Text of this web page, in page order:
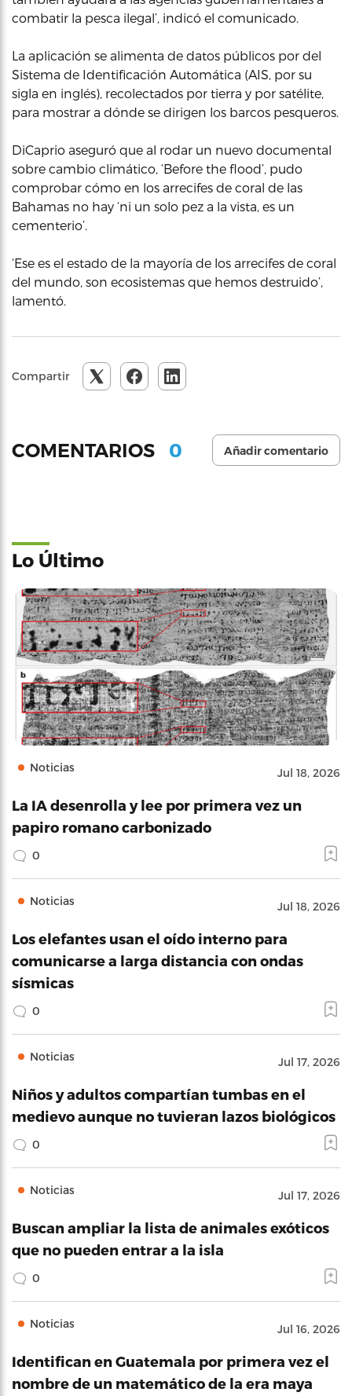
combatir la pesca ilegal’, indicó el comunicado.
La aplicación se alimenta de datos públicos por del
Sistema de Identificación Automática (AIS, por su
sigla en inglés), recolectados por tierra y por satélite,
para mostrar a dónde se dirigen los barcos pesqueros.
DiCaprio aseguró que al rodar un nuevo documental
sobre cambio climático, ‘Before the flood’, pudo
comprobar cómo en los arrecifes de coral de las
Bahamas no hay ‘ni un solo pez a la vista, es un
cementerio’.
‘Ese es el estado de la mayoría de los arrecifes de coral
del mundo, son ecosistemas que hemos destruido’,
lamentó.
Compartir
COMENTARIOS 0 Añadir comentario
Lo Último
Noticias Jul 18, 2026
La IA desenrolla y lee por primera vez un
papiro romano carbonizado
0
Noticias Jul 18, 2026
Los elefantes usan el oído interno para
comunicarse a larga distancia con ondas
sísmicas
0
Noticias Jul 17, 2026
Niños y adultos compartían tumbas en el
medievo aunque no tuvieran lazos biológicos
0
Noticias Jul 17, 2026
Buscan ampliar la lista de animales exóticos
que no pueden entrar a la isla
0
Noticias Jul 16, 2026
Identifican en Guatemala por primera vez el
nombre de un matemático de la era maya